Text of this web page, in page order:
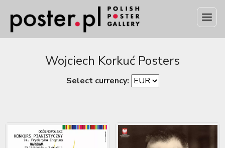
Wojciech Korkuć Posters
Select currency: